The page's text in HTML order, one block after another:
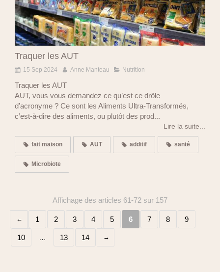
Traquer les AUT
15 Sep 2024 Anne Manteau Nutrition
Traquer les AUT
AUT, vous vous demandez ce qu’est ce drôle
d’acronyme ? Ce sont les Aliments Ultra-Transformés,
c’est-à-dire des aliments, ou plutôt des prod...
Lire la suite...
fait maison AUT additif santé
Microbiote
Affichage des articles 61-72 sur 157
1 2 3 4 5 6 7 8 9
10 … 13 14